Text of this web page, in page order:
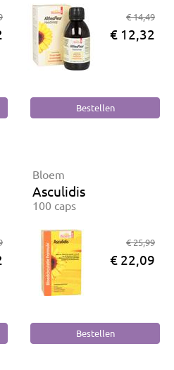
€ 14,49
€ 12,32
Bloem
Asculidis
100 caps
€ 25,99
€ 22,09